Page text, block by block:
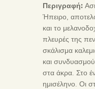
Περιγραφή:
Ήπειρο,
και το
πλευρές της
σκάλισμα
και
στα άκρα. Στο
ημισέληνο. Οι